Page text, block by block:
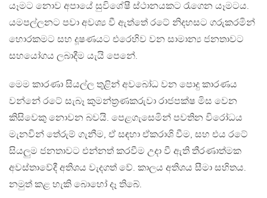
යෑමට නොව අපායේ සුවිශේෂී ස්ථානයකට රැගෙන යෑමටය.
යමපල්ලනට පවා අවශ්‍ය වී ඇත්තේ රටේ නිදහසට ගරුකරමින්
හොරකමට සහ දූෂණයට එරෙහිව වන සාමාන්‍ය ජනතාවට
සහයෝගය ලබාදීම යැයි පෙනේ.
මෙම කාරණා සියල්ල තුළින් අවබෝධ වන පොදු කාරණය
වන්නේ රටේ සැබෑ කුමන්ත්‍රණකරුවා රාජපක්ෂ මිස වෙන
කිසිවෙකු නොවන බවයි. පෙළගැසෙමින් පවතින විරෝධය
මැනවින් තේරුම් ගැනීම, ඒ සඳහා ඒකරාශි වීම, සහ එය රටේ
සියලුම ජනතාවට එන්නත් කරවීම උදා වී ඇති තීරණාත්මක
අවස්තාවේදී අතිශය වැදගත් වේ. කාලය අතිශය සීමා සහිතය.
නමුත් කළ හැකි බොහෝ දෑ තිබේ.